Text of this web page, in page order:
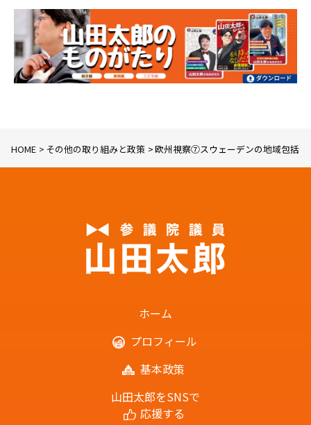
HOME その他の取り組みと政策 欧州視察⑦スウェーデンの地域包括ケ
ホーム
プロフィール
基本政策
山田太郎をSNSで
応援する